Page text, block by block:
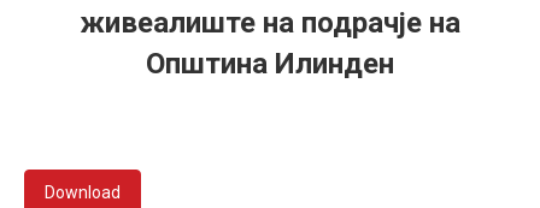
живеалиште на подрачје на
Општина Илинден
Download